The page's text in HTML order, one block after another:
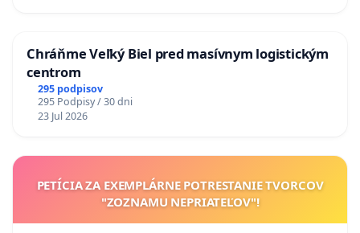
Chráňme Veľký Biel pred masívnym logistickým
centrom
295 podpisov
295 Podpisy / 30 dni
23 Jul 2026
PETÍCIA ZA EXEMPLÁRNE POTRESTANIE TVORCOV
"ZOZNAMU NEPRIATEĽOV"!